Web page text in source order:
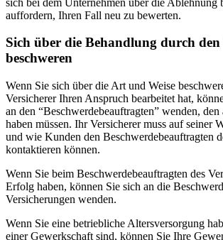
auffordern, Ihren Fall neu zu bewerten.
Sich über die Behandlung durch den
beschweren
Wenn Sie sich über die Art und Weise
Versicherer Ihren Anspruch bearbeitet hat,
an den “Beschwerdebeauftragten” wenden,
haben müssen. Ihr Versicherer muss auf seiner
und wie Kunden den Beschwerdebeauftragten
kontaktieren können.
Wenn Sie beim Beschwerdebeauftragten des
Erfolg haben, können Sie sich an die
Versicherungen wenden.
Wenn Sie eine betriebliche Altersversorgung
einer Gewerkschaft sind, können Sie Ihre